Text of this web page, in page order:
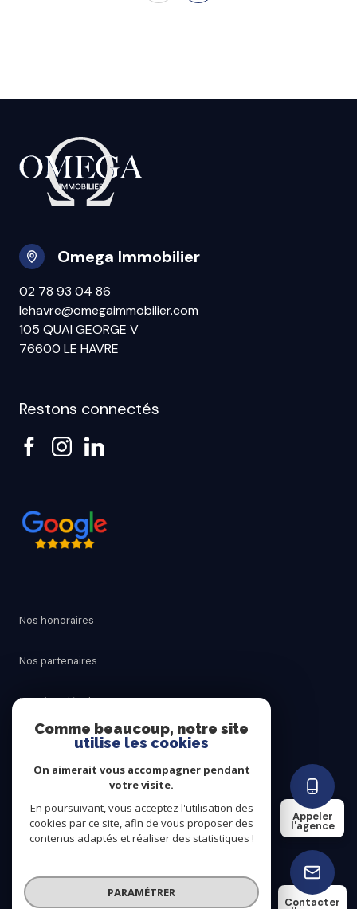
Appeler
l'agence
Contacter
Omega Immobilier
02 78 93 04 86
lehavre@omegaimmobilier.com
105 QUAI GEORGE V
76600 LE HAVRE
Restons connectés
Nos honoraires
Nos partenaires
Mentions légales
Cookies
© 2026 | Tous droits réservés
Comme beaucoup, notre site
utilise les cookies
On aimerait vous accompagner pendant
votre visite.
En poursuivant, vous acceptez l'utilisation des
cookies par ce site, afin de vous proposer des
contenus adaptés et réaliser des statistiques !
PARAMÉTRER